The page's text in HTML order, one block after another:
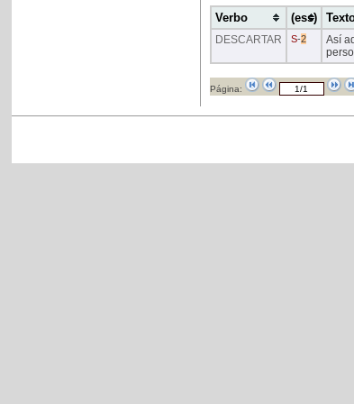
Verbo (ess)
DESCARTAR S-2 Así
Página: